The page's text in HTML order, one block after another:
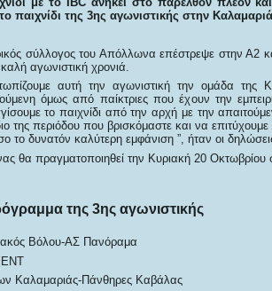
παιχνίδι της 3ης αγωνιστικής στην
σύλλογος του Απόλλωνα επέστρεψε στην Α2
αγωνιστική χρονιά.
αυτή την αγωνιστική την ομάδα της
όμως από παίκτριες που έχουν την
το παιχνίδι από την αρχή με την
της περιόδου που βρισκόμαστε και να
το δυνατόν καλύτερη εμφάνιση ”, ήταν οι
θα πραγματοποιηθεί την Κυριακή 20 Οκτωβρίου
της 3ης αγωνιστικής
Βόλου-ΑΣ Πανόραμα
Καλαμαριάς-Πάνθηρες Καβάλας